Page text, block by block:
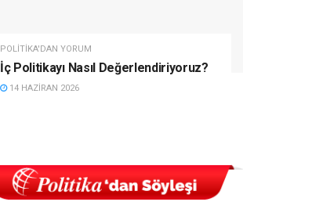
POLITIKA'DAN YORUM
İç Politikayı Nasıl Değerlendiriyoruz?
14 HAZIRAN 2026